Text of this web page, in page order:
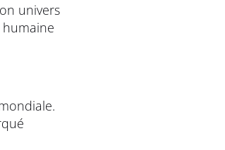
univers
humaine